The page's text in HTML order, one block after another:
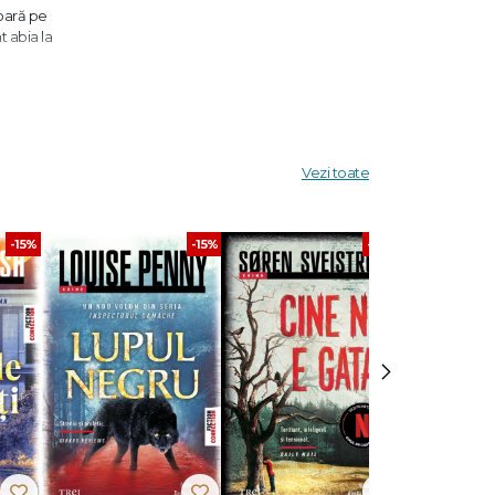
pe
abia la
o
și
Vezi toate
-15% -15% -30%
›